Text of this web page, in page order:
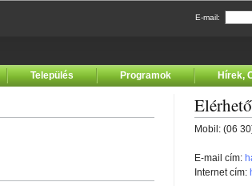
E-mail:
Település Programok Hírek,
Mobil: (06
E-mail cím:
Internet cím: